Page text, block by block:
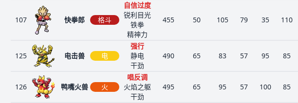
107 快拳郎 格斗
自信过度
锐利目光
铁拳
精神力
455 50 105 79 35 110
125 电击兽 电
强行
静电
干劲
490 65 83 57 95 85
126 鸭嘴火兽 火
唱反调
火焰之躯
干劲
495 65 95 57 100 85